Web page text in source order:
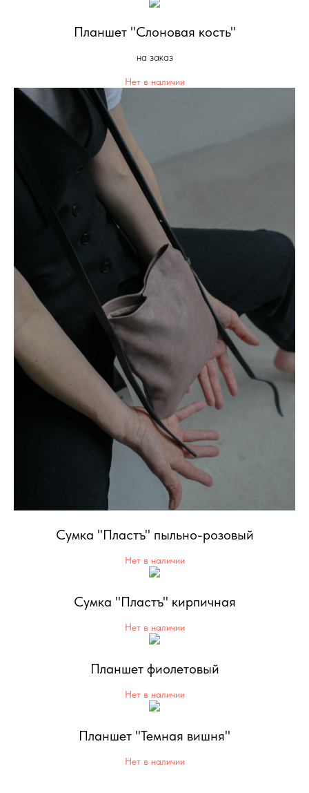
Планшет "Слоновая кость"
на заказ
Нет в наличии
Сумка "Пластъ" пыльно-розовый
Нет в наличии
Сумка "Пластъ" кирпичная
Нет в наличии
Планшет фиолетовый
Нет в наличии
Планшет "Темная вишня"
Нет в наличии